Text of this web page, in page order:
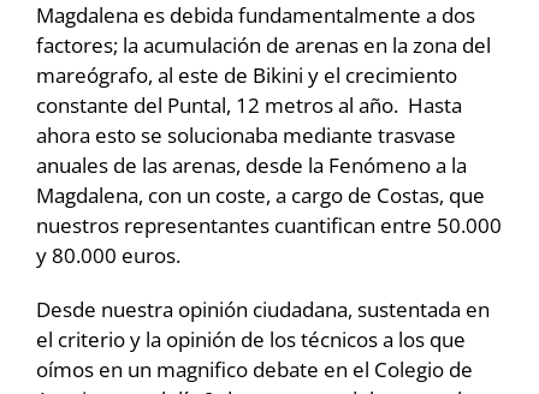
Magdalena es debida fundamentalmente a dos
factores; la acumulación de arenas en la zona del
mareógrafo, al este de Bikini y el crecimiento
constante del Puntal, 12 metros al año. Hasta
ahora esto se solucionaba mediante trasvase
anuales de las arenas, desde la Fenómeno a la
Magdalena, con un coste, a cargo de Costas, que
nuestros representantes cuantifican entre 50.000
y 80.000 euros.
Desde nuestra opinión ciudadana, sustentada en
el criterio y la opinión de los técnicos a los que
oímos en un magnifico debate en el Colegio de